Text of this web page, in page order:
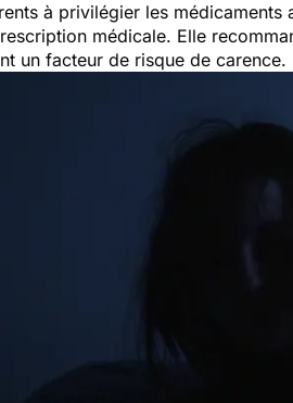
à privilégier les
médicale. Elle
un facteur de risque de carence.